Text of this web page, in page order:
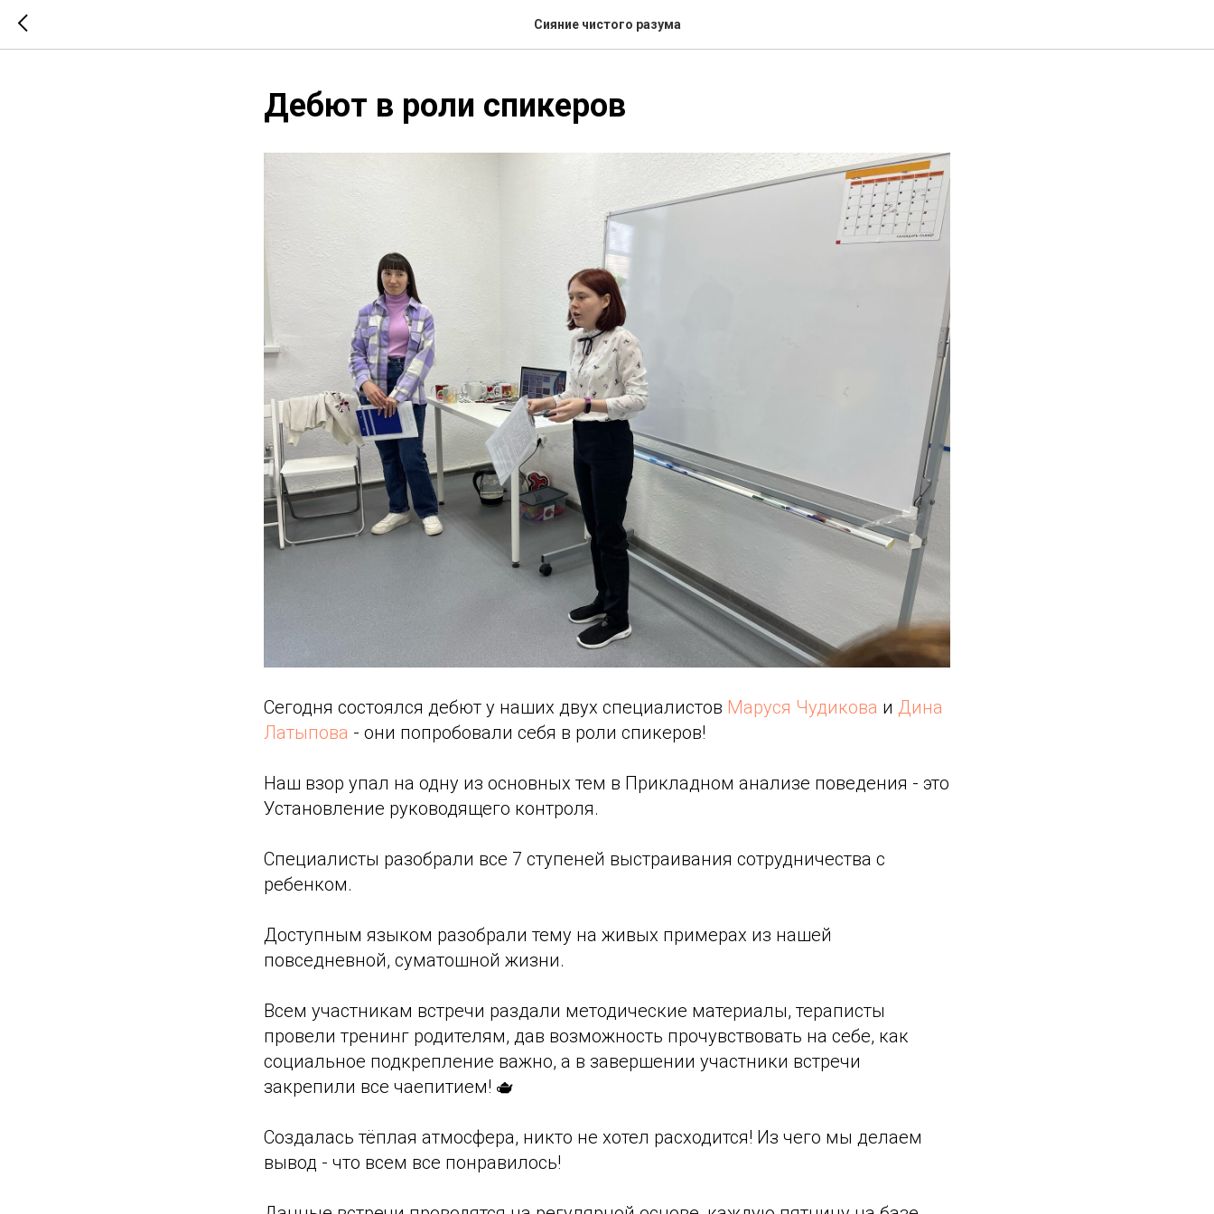
Сияние чистого разума
Дебют в роли спикеров
Сегодня состоялся дебют у наших двух специалистов Маруся Чудикова и Дина
Латыпова - они попробовали себя в роли спикеров!
Наш взор упал на одну из основных тем в Прикладном анализе поведения - это
Установление руководящего контроля.
Специалисты разобрали все 7 ступеней выстраивания сотрудничества с
ребенком.
Доступным языком разобрали тему на живых примерах из нашей
повседневной, суматошной жизни.
Всем участникам встречи раздали методические материалы, тераписты
провели тренинг родителям, дав возможность прочувствовать на себе, как
социальное подкрепление важно, а в завершении участники встречи
закрепили все чаепитием! 🫖
Создалась тёплая атмосфера, никто не хотел расходится! Из чего мы делаем
вывод - что всем все понравилось!